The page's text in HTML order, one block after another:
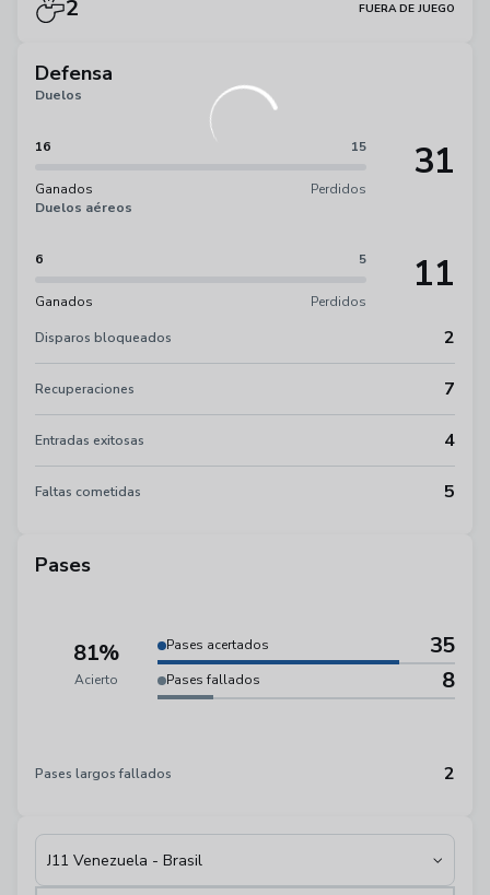
2 FUERA DE JUEGO
Defensa
Duelos
16 15
Ganados Perdidos
31
Duelos aéreos
6 5
Ganados Perdidos
11
Disparos bloqueados 2
Recuperaciones 7
Entradas exitosas 4
Faltas cometidas 5
Pases
81%
Acierto
Pases acertados 35
Pases fallados 8
Pases largos fallados 2
J11 Venezuela - Brasil